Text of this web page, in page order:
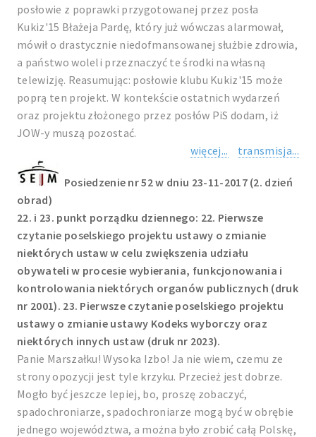
posłowie z poprawki przygotowanej przez posła
Kukiz'15 Błażeja Pardę, który już wówczas alarmował,
mówił o drastycznie niedofmansowanej służbie zdrowia,
a państwo woleli przeznaczyć te środki na własną
telewizję. Reasumując: posłowie klubu Kukiz'15 może
poprą ten projekt. W kontekście ostatnich wydarzeń
oraz projektu złożonego przez posłów PiS dodam, iż
JOW-y muszą pozostać.
więcej...
transmisja...
Posiedzenie nr 52 w dniu 23-11-2017 (2. dzień
obrad)
22. i 23. punkt porządku dziennego: 22. Pierwsze
czytanie poselskiego projektu ustawy o zmianie
niektórych ustaw w celu zwiększenia udziału
obywateli w procesie wybierania, funkcjonowania i
kontrolowania niektórych organów publicznych (druk
nr 2001). 23. Pierwsze czytanie poselskiego projektu
ustawy o zmianie ustawy Kodeks wyborczy oraz
niektórych innych ustaw (druk nr 2023).
Panie Marszałku! Wysoka Izbo! Ja nie wiem, czemu ze
strony opozycji jest tyle krzyku. Przecież jest dobrze.
Mogło być jeszcze lepiej, bo, proszę zobaczyć,
spadochroniarze, spadochroniarze mogą być w obrębie
jednego województwa, a można było zrobić całą Polskę,